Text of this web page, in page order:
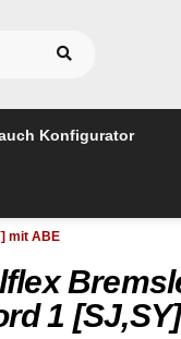
Konfigurator
mit ABE
1